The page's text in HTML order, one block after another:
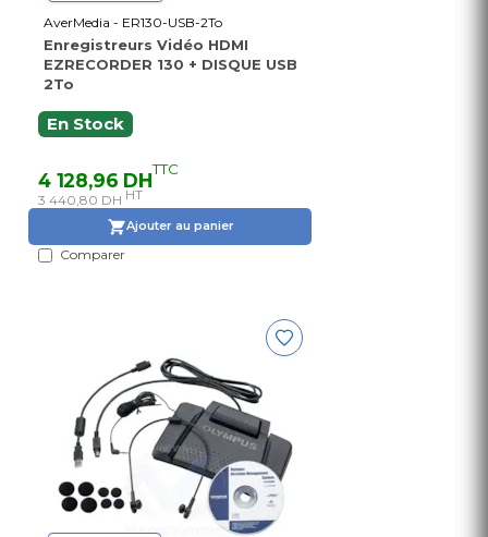
AverMedia - ER130-USB-2To
Enregistreurs Vidéo HDMI
EZRECORDER 130 + DISQUE USB
2To
En Stock
4 128,96 DHTTC
3 440,80 DH HT
Ajouter au panier
Comparer